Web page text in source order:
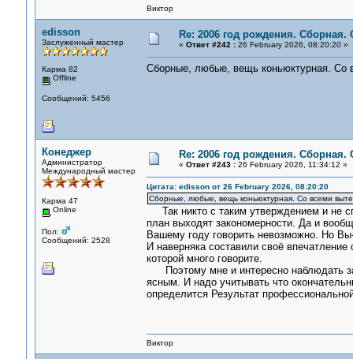
Виктор
edisson
Заслуженный мастер
Карма 82
Offline
Сообщений: 5456
Re: 2006 год рождения.
« Ответ #242 :26 February 2026, 08:20:20 »
Сборные, любые, вещь коньюктурная. Со
Конеджер
Администратор
Международный мастер
Карма 47
Online
Пол:
Сообщений: 2528
Re: 2006 год рождения.
« Ответ #243 :26 February 2026, 11:34:12 »
Цитата: edisson от 26 February 2026, 08:20:20
Сборные, любые, вещь коньюктурная. Со всеми
Так никто с таким утверждением и не
план выходят закономерности. Да и
Вашему году говорить невозможно. Но
И наверняка составили своё
которой много говорите.
Поэтому мне и интересно наблюдать
ясным. И надо учитывать что
определится Результат
Виктор